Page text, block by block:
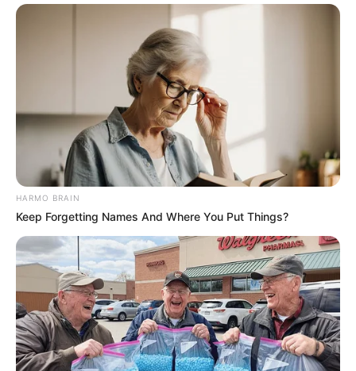
HARMO BRAIN
Keep Forgetting Names And Where You Put Things?